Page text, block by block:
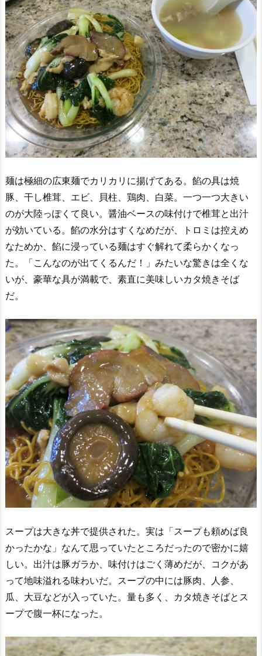
麺は極細の広東麺でカリカリに揚げてある。餡の具は焼
豚、干し椎茸、エビ、貝柱、鶏肉、白菜。一つ一つ大きい
のが大陸っぽくて良い。醤油ベースの味付けで椎茸と出汁
が効いている。餡の水分はすくなめだが、トロミは控えめ
なためか、餡に浸っている麺はすぐ解れて柔らかくなっ
た。「こんなのが出てくるんだ！」みたいな驚きは全くな
いが、豪華な具が満載で、素直に美味しいカタ焼きそば
だ。
スープは大きな丼で提供された。実は「スープも頼めば良
かったかな」なんて思っていたところだったので密かに嬉
しい。出汁は豚ガラか、味付けはごく薄めだが、コクがあ
って地味溢れる味わいだ。スープの中には豚肉、人参、
瓜、大豆などが入っていた。量も多く、カタ焼きそばとス
ープで腹一杯になった。